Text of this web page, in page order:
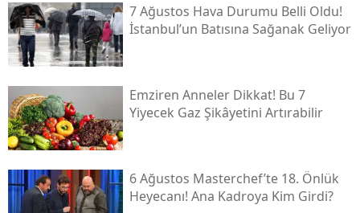
7 Ağustos Hava Durumu Belli Oldu!
İstanbul’un Batısına Sağanak Geliyor
Emziren Anneler Dikkat! Bu 7
Yiyecek Gaz Şikâyetini Artırabilir
6 Ağustos Masterchef’te 18. Önlük
Heyecanı! Ana Kadroya Kim Girdi?